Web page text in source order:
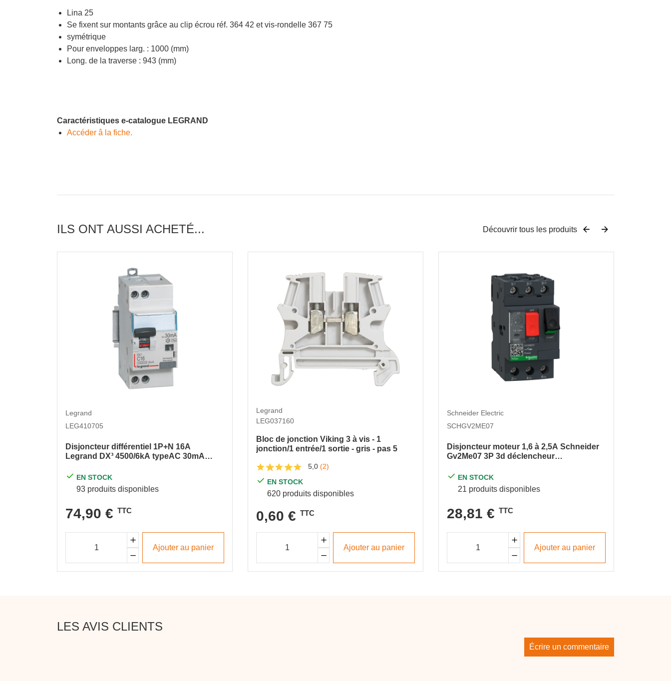
Lina 25
Se fixent sur montants grâce au clip écrou réf. 364 42 et vis-rondelle 367 75
symétrique
Pour enveloppes larg. : 1000 (mm)
Long. de la traverse : 943 (mm)
Caractéristiques e-catalogue LEGRAND
Accéder â la fiche.
ILS ONT AUSSI ACHETÉ... Découvrir tous les produits
Legrand
LEG410705
Disjoncteur différentiel 1P+N 16A
Legrand DX³ 4500/6kA typeAC 30mA
départs
EN STOCK
93 produits disponibles
74,90 € TTC
Ajouter au panier
Legrand
LEG037160
Bloc de jonction Viking 3 à vis - 1
jonction/1 entrée/1 sortie - gris - pas 5
5,0 (2)
EN STOCK
620 produits disponibles
0,60 € TTC
Ajouter au panier
Schneider Electric
SCHGV2ME07
Disjoncteur moteur 1,6 à 2,5A Schneider
Gv2Me07 3P 3d déclencheur
EN STOCK
21 produits disponibles
28,81 € TTC
Ajouter au panier
LES AVIS CLIENTS
Écrire un commentaire